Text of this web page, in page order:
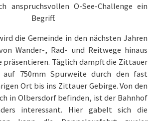
anspruchsvollen O-See-Challenge ein
Begriff.
die Gemeinde in den nächsten Jahren
Wander-, Rad- und Reitwege hinaus
präsentieren. Täglich dampft die Zittauer
auf 750mm Spurweite durch den fast
Ort bis ins Zittauer Gebirge. Von den
in Olbersdorf befinden, ist der Bahnhof
interessant. Hier gabelt sich die